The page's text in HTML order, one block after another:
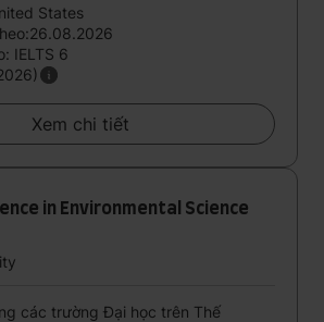
States
IELTS 6
Xem chi tiết
in Environmental Science
các trường Đại học trên Thế